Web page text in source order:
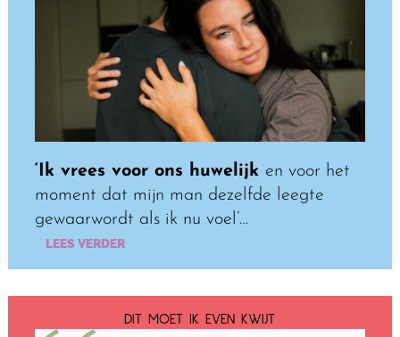
‘Ik vrees voor ons huwelijk en voor het
moment dat mijn man dezelfde leegte
gewaarwordt als ik nu voel’…
LEES VERDER
DIT MOET IK EVEN KWIJT